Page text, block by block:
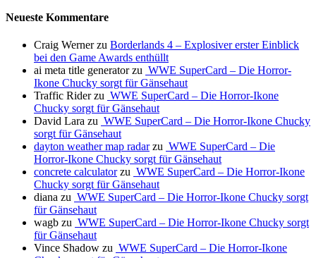
Neueste Kommentare
Craig Wernerzu Borderlands 4 – Explosiver erster Einblick
bei den Game Awards enthüllt
ai meta title generatorzu WWE SuperCard – Die Horror-
Ikone Chucky sorgt für Gänsehaut
Traffic Riderzu WWE SuperCard – Die Horror-Ikone
Chucky sorgt für Gänsehaut
David Lara zu WWE SuperCard – Die Horror-Ikone Chucky
sorgt für Gänsehaut
dayton weather map radarzu WWE SuperCard – Die
Horror-Ikone Chucky sorgt für Gänsehaut
concrete calculatorzu WWE SuperCard – Die Horror-Ikone
Chucky sorgt für Gänsehaut
diana zu WWE SuperCard – Die Horror-Ikone Chucky sorgt
für Gänsehaut
wagb zu WWE SuperCard – Die Horror-Ikone Chucky sorgt
für Gänsehaut
Vince Shadow zu WWE SuperCard – Die Horror-Ikone